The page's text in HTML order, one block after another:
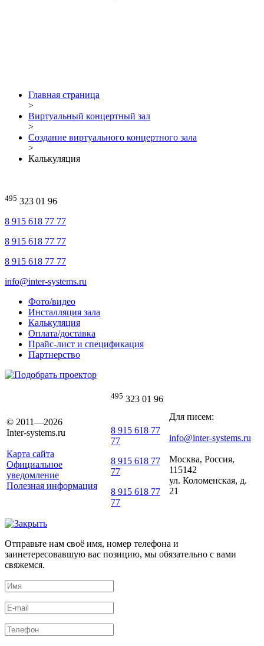
Главная страница
>
Виртуальный концертный зал
>
Создание виртуального концертного зала
>
Калькуляция
495 323 01 96
8 915 618 77 77
8 915 618 77 77
8 915 618 77 77
info@inter-systems.ru
Фото/видео
Инсталляция зала
Калькуляция
Оплата/доставка
Прайс-лист и спецификация
Партнерство
© 2011—2026
Inter-systems.ru
Карта сайта
Официальное
уведомление
Полезная информация
495 323 01 96
8 915 618 77
77
8 915 618 77
77
8 915 618 77
77
Для писем:
info@inter-systems.ru
Москва, Россия,
115142
ул. Коломенская, д.
21
Отправьте нам своё имя, номер телефона и
заинетересовавшую вас позицию, мы обязательно с вами
свяжемся.